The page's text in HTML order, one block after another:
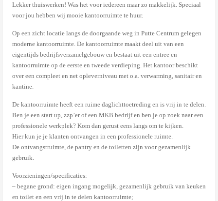
Lekker thuiswerken! Was het voor iedereen maar zo makkelijk. Speciaal
voor jou hebben wij mooie kantoorruimte te huur.
Op een zicht locatie langs de doorgaande weg in Putte Centrum gelegen
moderne kantoorruimte. De kantoorruimte maakt deel uit van een
eigentijds bedrijfsverzamelgebouw en bestaat uit een entree en
kantoorruimte op de eerste en tweede verdieping. Het kantoor beschikt
over een compleet en net opleverniveau met o.a. verwarming, sanitair en
kantine.
De kantoorruimte heeft een ruime daglichttoetreding en is vrij in te delen.
Ben je een start up, zzp’er of een MKB bedrijf en ben je op zoek naar een
professionele werkplek? Kom dan gerust eens langs om te kijken.
Hier kun je je klanten ontvangen in een professionele ruimte.
De ontvangstruimte, de pantry en de toiletten zijn voor gezamenlijk
gebruik.
Voorzieningen/specificaties:
– begane grond: eigen ingang mogelijk, gezamenlijk gebruik van keuken
en toilet en een vrij in te delen kantoorruimte;